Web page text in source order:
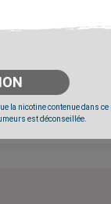
la nicotine contenue dans
est déconseillée.
2026.